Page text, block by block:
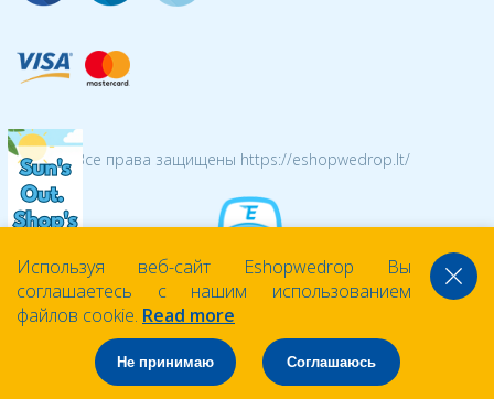
© 2026 Все права защищены https://eshopwedrop.lt/
Используя веб-сайт Eshopwedrop Вы
соглашаетесь с нашим использованием
файлов cookie. Read more
Не принимаю Соглашаюсь